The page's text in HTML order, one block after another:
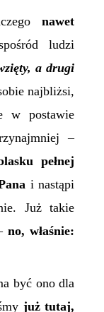
nawet
ludzi
a drugi
najbliżsi,
w postawie
–
pełnej
i nastąpi
Już takie
no, właśnie:
być ono dla
już tutaj,